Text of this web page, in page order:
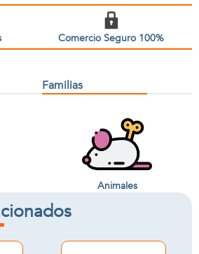
Comercio Seguro 100%
Familias
Animales